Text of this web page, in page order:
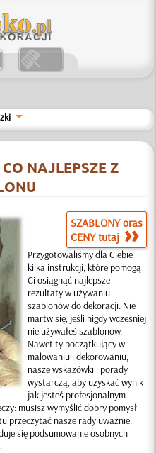
NAJLEPSZE Z
SZABLONY oras
CENY tutaj
Przygotowaliśmy dla Ciebie
kilka instrukcji, które pomogą
Ci osiągnąć najlepsze
rezultaty w używaniu
szablonów do dekoracji. Nie
martw się, jeśli nigdy wcześniej
nie używałeś szablonów.
Nawet ty początkujący w
malowaniu i dekorowaniu,
nasze wskazówki i porady
wystarczą, aby uzyskać wynik
jak jesteś profesjonalnym
musisz wymyślić dobry pomysł
przeczytać nasze rady uważnie.
się podsumowanie osobnych